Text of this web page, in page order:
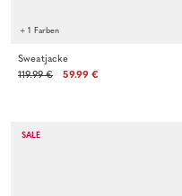
+ 1 Farben
Sweatjacke
119.99 €
59.99 €
SALE